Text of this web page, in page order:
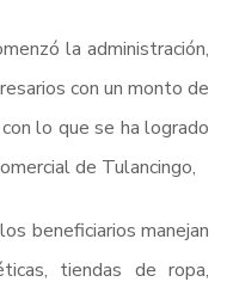
la administración,
con un monto de
lo que se ha logrado
de Tulancingo,
beneficiarios manejan
tiendas de ropa,